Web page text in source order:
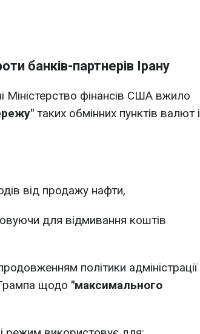
банків-партнерів Ірану
Міністерство фінансів США вжило
таких обмінних пунктів валют і
від продажу нафти,
для відмивання коштів
політики адміністрації
щодо "максимального